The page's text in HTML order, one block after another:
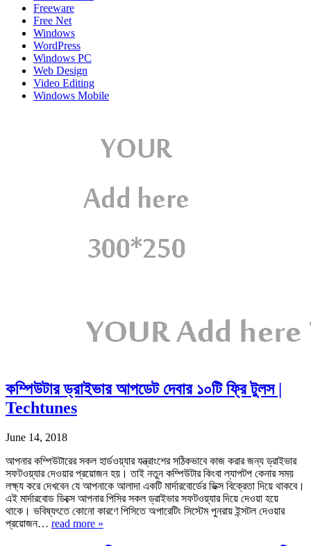
Freeware
Free Net
Windows
WordPress
Windows PC
Web Design
Video Editing
Windows Mobile
কম্পিউটার ড্রাইভার আপডেট দেবার ১০টি ফ্রি টুলস |
Techtunes
June 14, 2018
আপনার কম্পিউটারের সকল হার্ডওয়্যার যন্ত্রাংশের সঠিকভাবে কাজ করার জন্য ড্রাইভার
সফটওয়্যার দেওয়ার প্রয়োজন হয়। তাই নতুন কম্পিউটার কিংবা ল্যাপটপ কেনার সময়
লক্ষ্য করে দেখবেন যে আপনাকে আলাদা একটি মার্দারবোর্ডের ডিক্স বিক্রেতা দিয়ে থাকবে।
এই মার্দারবোড ডিক্সে আপনার পিসির সকল ড্রাইভার সফটওয়্যার দিয়ে দেওয়া হয়ে
থাকে। ভবিষ্যৎতে কোনো কারণে পিসিতে অপারেটিং সিস্টেম পুনরায় ইন্সটল দেওয়ার
প্রয়োজন… read more »